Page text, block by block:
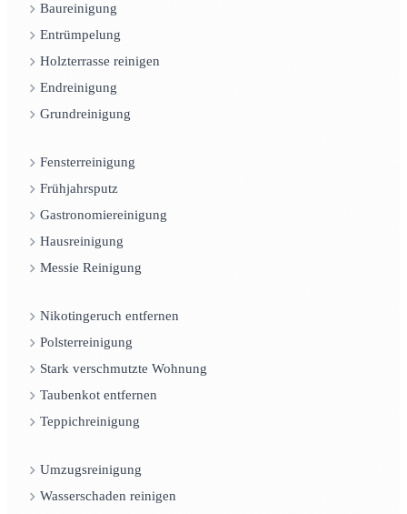
Baureinigung
Entrümpelung
Holzterrasse reinigen
Endreinigung
Grundreinigung
Fensterreinigung
Frühjahrsputz
Gastronomiereinigung
Hausreinigung
Messie Reinigung
Nikotingeruch entfernen
Polsterreinigung
Stark verschmutzte Wohnung
Taubenkot entfernen
Teppichreinigung
Umzugsreinigung
Wasserschaden reinigen